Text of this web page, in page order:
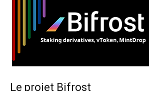
Le projet Bifrost